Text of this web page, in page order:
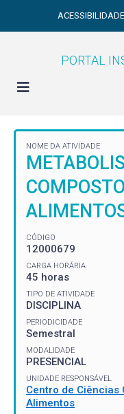
ACESSIBILIDADE
PORTAL
NOME DA ATIVIDADE
CÓDIGO
12000679
CARGA HORÁRIA
45 horas
TIPO DE ATIVIDADE
DISCIPLINA
PERIODICIDADE
Semestral
MODALIDADE
PRESENCIAL
UNIDADE RESPONSÁVEL
Centro de Ciências
Alimentos